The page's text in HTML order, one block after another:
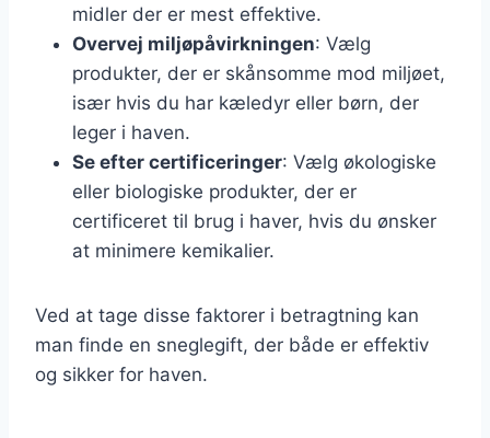
midler der er mest effektive.
Overvej miljøpåvirkningen: Vælg
produkter, der er skånsomme mod miljøet,
især hvis du har kæledyr eller børn, der
leger i haven.
Se efter certificeringer: Vælg økologiske
eller biologiske produkter, der er
certificeret til brug i haver, hvis du ønsker
at minimere kemikalier.
Ved at tage disse faktorer i betragtning kan
man finde en sneglegift, der både er effektiv
og sikker for haven.